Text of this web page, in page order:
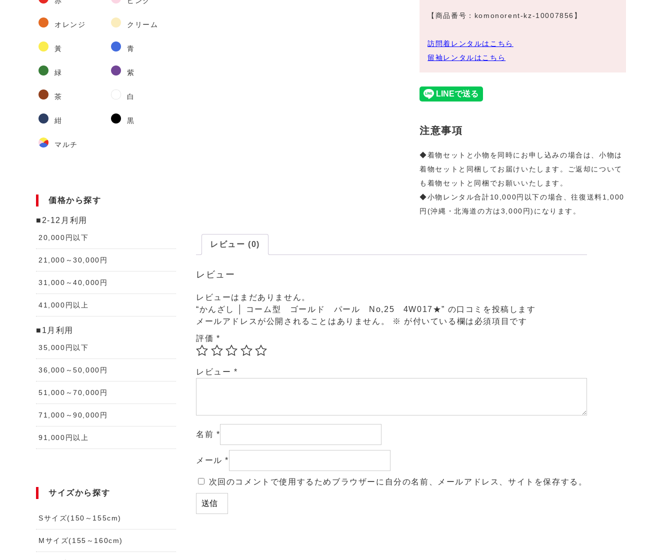
オレンジ クリーム
黃 青
緑 紫
茶 白
紺 黒
マルチ
価格から探す
■2-12月利用
20,000円以下
21,000～30,000円
31,000～40,000円
41,000円以上
■1月利用
35,000円以下
36,000～50,000円
51,000～70,000円
71,000～90,000円
91,000円以上
サイズから探す
Sサイズ(150～155cm)
Mサイズ(155～160cm)
【商品番号：komonorent-kz-10007856】
訪問着レンタルはこちら
留袖レンタルはこちら
注意事項
◆着物セットと小物を同時にお申し込みの場合は、小物は
着物セットと同梱してお届けいたします。ご返却について
も着物セットと同梱でお願いいたします。
◆小物レンタル合計10,000円以下の場合、往復送料1,000
円(沖縄・北海道の方は3,000円)になります。
レビュー (0)
レビュー
レビューはまだありません。
“かんざし │ コーム型 ゴールド パール No,25 4W017★” の口コミを投稿します
メールアドレスが公開されることはありません。
※ が付いている欄は必須項目です
評価 *
レビュー *
名前 *
メール*
次回のコメントで使用するためブラウザーに自分の名前、メールアドレス、サイトを保存する。